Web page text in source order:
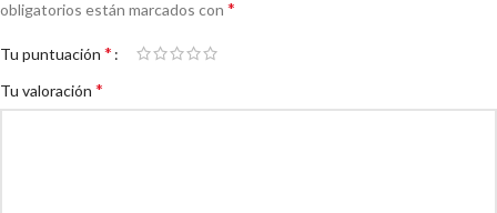
obligatorios están marcados con *
Tu puntuación *
Tu valoración *